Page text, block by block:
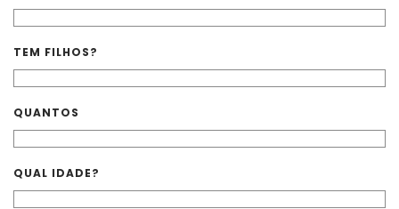
TEM FILHOS?
QUANTOS
QUAL IDADE?